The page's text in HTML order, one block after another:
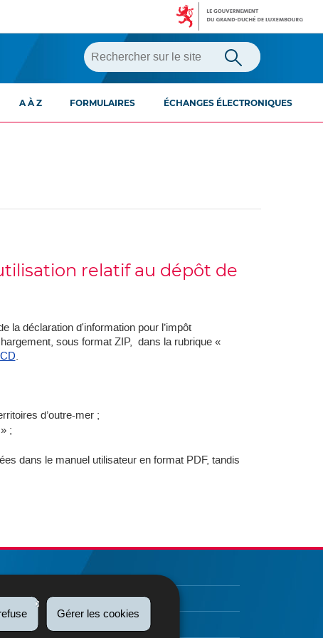
Gérer les cookies
A À Z FORMULAIRES ÉCHANGES ÉLECTRONIQUES
relatif au dépôt de
la déclaration d'information pour l’impôt
sous format ZIP, dans la rubrique «
.
d’outre-mer ;
;
dans le manuel utilisateur en format PDF, tandis